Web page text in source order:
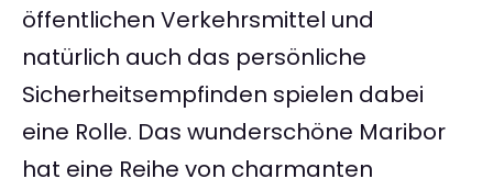
öffentlichen Verkehrsmittel und
natürlich auch das persönliche
Sicherheitsempfinden spielen dabei
eine Rolle. Das wunderschöne Maribor
hat eine Reihe von charmanten